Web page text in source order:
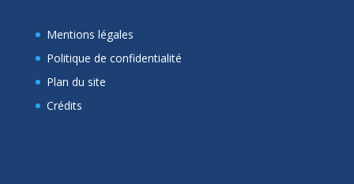
Mentions légales
Politique de confidentialité
Plan du site
Crédits